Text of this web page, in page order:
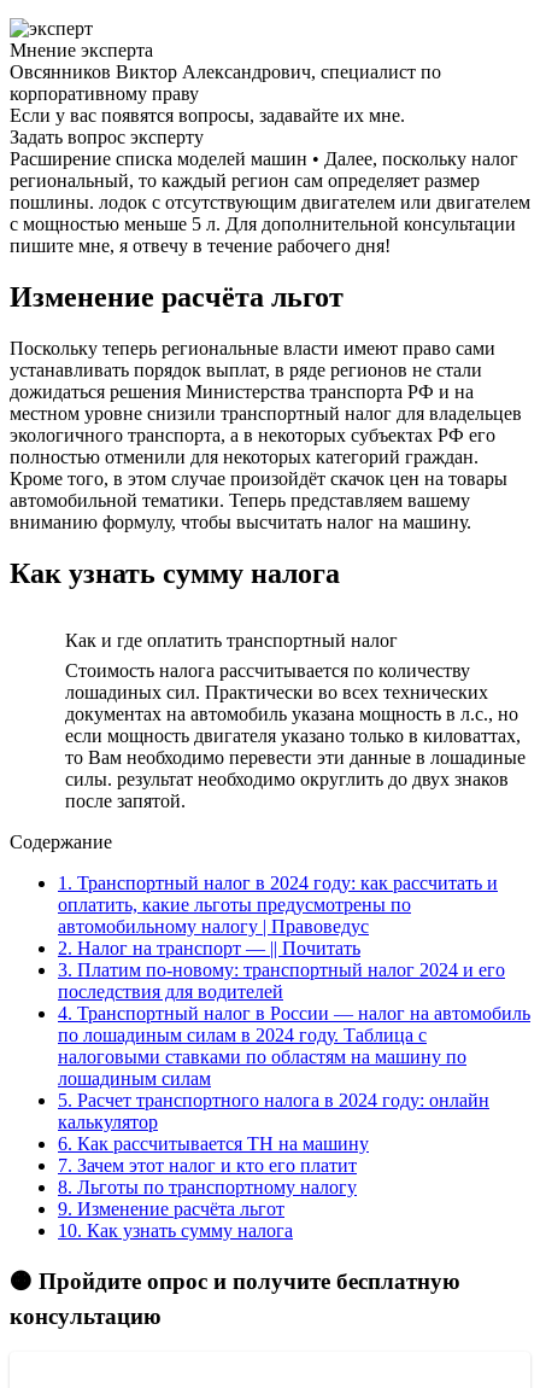
Мнение эксперта
Овсянников Виктор Александрович, специалист по
корпоративному праву
Если у вас появятся вопросы, задавайте их мне.
Задать вопрос эксперту
Расширение списка моделей машин • Далее, поскольку налог
региональный, то каждый регион сам определяет размер
пошлины. лодок с отсутствующим двигателем или двигателем
с мощностью меньше 5 л. Для дополнительной консультации
пишите мне, я отвечу в течение рабочего дня!
Изменение расчёта льгот
Поскольку теперь региональные власти имеют право сами
устанавливать порядок выплат, в ряде регионов не стали
дожидаться решения Министерства транспорта РФ и на
местном уровне снизили транспортный налог для владельцев
экологичного транспорта, а в некоторых субъектах РФ его
полностью отменили для некоторых категорий граждан.
Кроме того, в этом случае произойдёт скачок цен на товары
автомобильной тематики. Теперь представляем вашему
вниманию формулу, чтобы высчитать налог на машину.
Как узнать сумму налога
Как и где оплатить транспортный налог
Стоимость налога рассчитывается по количеству
лошадиных сил. Практически во всех технических
документах на автомобиль указана мощность в л.с., но
если мощность двигателя указано только в киловаттах,
то Вам необходимо перевести эти данные в лошадиные
силы. результат необходимо округлить до двух знаков
после запятой.
Содержание
1. Транспортный налог в 2024 году: как рассчитать и
оплатить, какие льготы предусмотрены по
автомобильному налогу | Правоведус
2. Налог на транспорт — || Почитать
3. Платим по-новому: транспортный налог 2024 и его
последствия для водителей
4. Транспортный налог в России — налог на автомобиль
по лошадиным силам в 2024 году. Таблица с
налоговыми ставками по областям на машину по
лошадиным силам
5. Расчет транспортного налога в 2024 году: онлайн
калькулятор
6. Как рассчитывается ТН на машину
7. Зачем этот налог и кто его платит
8. Льготы по транспортному налогу
9. Изменение расчёта льгот
10. Как узнать сумму налога
🟠 Пройдите опрос и получите бесплатную
консультацию